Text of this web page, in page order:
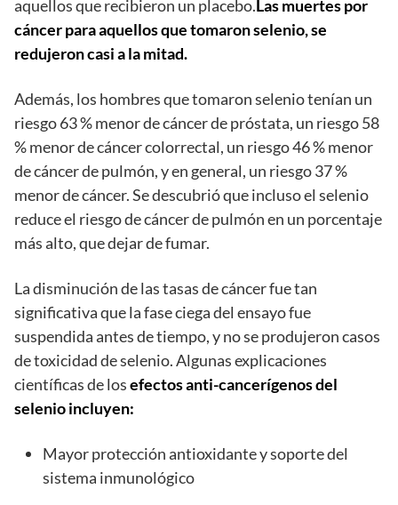
aquellos que recibieron un placebo.Las muertes por
cáncer para aquellos que tomaron selenio, se
redujeron casi a la mitad.
Además, los hombres que tomaron selenio tenían un
riesgo 63 % menor de cáncer de próstata, un riesgo 58
% menor de cáncer colorrectal, un riesgo 46 % menor
de cáncer de pulmón, y en general, un riesgo 37 %
menor de cáncer. Se descubrió que incluso el selenio
reduce el riesgo de cáncer de pulmón en un porcentaje
más alto, que dejar de fumar.
La disminución de las tasas de cáncer fue tan
significativa que la fase ciega del ensayo fue
suspendida antes de tiempo, y no se produjeron casos
de toxicidad de selenio. Algunas explicaciones
científicas de losefectos anti-cancerígenos del
selenio incluyen:
Mayor protección antioxidante y soporte del
sistema inmunológico